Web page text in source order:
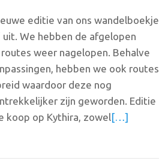
editie van ons wandelboekje
uit. We hebben de afgelopen
weer nagelopen. Behalve
hebben we ook routes
waardoor deze nog
zijn geworden. Editie
koop op Kythira, zowel[…]